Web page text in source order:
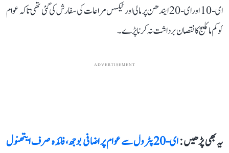
ای-10 اور ای-20 ایندھن پر مالی اور ٹیکس مراعات کی سفارش کی گئی تھی تاکہ عوام
کو کم مائلیج کا نقصان برداشت نہ کرنا پڑے۔
ADVERTISEMENT
یہ بھی پڑھیں :
ای-20 پٹرول سے عوام پر اضافی بوجھ، فائدہ صرف ایتھنول